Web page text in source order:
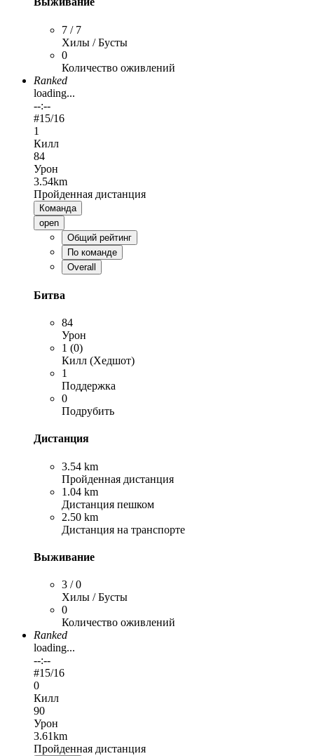
7 / 7
Хилы / Бусты
0
Количество оживлений
Ranked
loading...
--:--
#15/16
1
Килл
84
Урон
3.54km
Пройденная дистанция
Команда
open
Общий рейтинг
По команде
Overall
Битва
84
Урон
1 (0)
Килл (Хедшот)
1
Поддержка
0
Подрубить
Дистанция
3.54 km
Пройденная дистанция
1.04 km
Дистанция пешком
2.50 km
Дистанция на транспорте
Выживание
3 / 0
Хилы / Бусты
0
Количество оживлений
Ranked
loading...
--:--
#15/16
0
Килл
90
Урон
3.61km
Пройденная дистанция